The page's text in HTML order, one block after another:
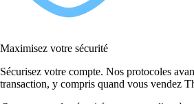
Maximisez votre sécurité
Sécurisez votre compte. Nos protocoles
transaction, y compris quand vous vendez